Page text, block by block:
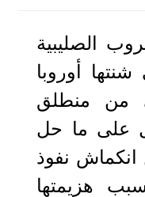
الصليبية
أوروبا
من منطلق
على ما حل
انكماش نفوذ
هزيمتها